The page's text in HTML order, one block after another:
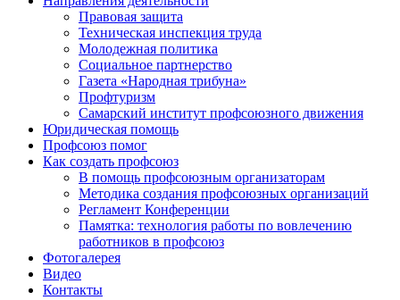
Правовая защита
Техническая инспекция труда
Молодежная политика
Социальное партнерство
Газета «Народная трибуна»
Профтуризм
Самарский институт профсоюзного движения
Юридическая помощь
Профсоюз помог
Как создать профсоюз
В помощь профсоюзным организаторам
Методика создания профсоюзных организаций
Регламент Конференции
Памятка: технология работы по вовлечению
работников в профсоюз
Фотогалерея
Видео
Контакты